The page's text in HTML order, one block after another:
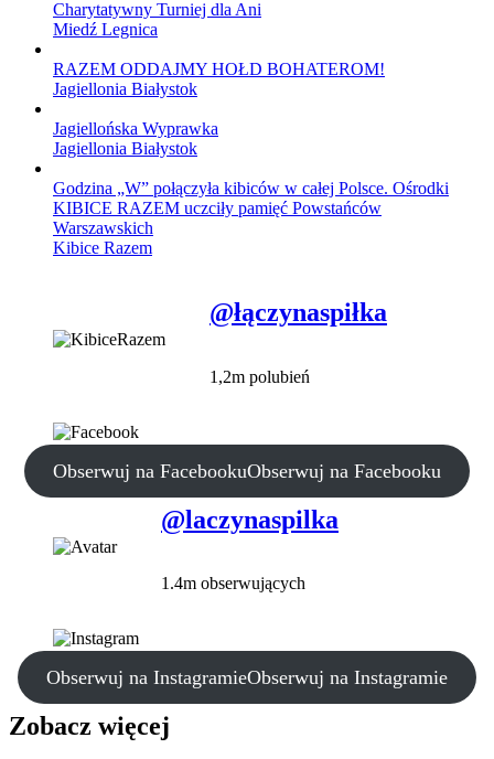
Charytatywny Turniej dla Ani
Miedź Legnica
RAZEM ODDAJMY HOŁD BOHATEROM!
Jagiellonia Białystok
Jagiellońska Wyprawka
Jagiellonia Białystok
Godzina „W” połączyła kibiców w całej Polsce. Ośrodki
KIBICE RAZEM uczciły pamięć Powstańców
Warszawskich
Kibice Razem
@łączynaspiłka
1,2m polubień
Obserwuj na FacebookuObserwuj na Facebooku
@laczynaspilka
1.4m obserwujących
Obserwuj na InstagramieObserwuj na Instagramie
Zobacz więcej